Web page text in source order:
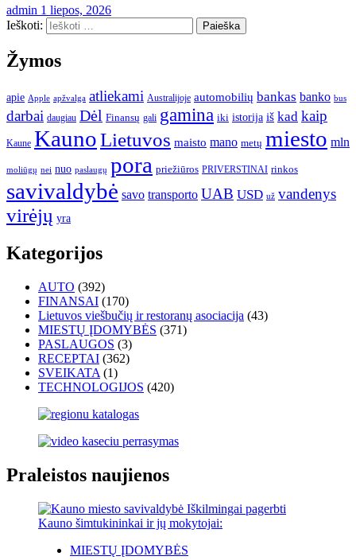
admin 1 liepos, 2026
Ieškoti:
Žymos
apie Apple apžvalga atliekami Australijoje automobilių bankas banko bus
darbai daugiau Dėl Finansų gali gamina iki istorija iš kad kaip
Kaune KaunoLietuvos maisto mano metų miesto mln
moliūgų nei nuo paslaugų pora priežiūros PRIVERSTINAI rinkos
savivaldybė savo transporto UAB USD už vandenys
virėjų yra
Kategorijos
AUTO (392)
FINANSAI (170)
Lietuvos viešbučių ir restoranų asociacija (43)
MIESTŲ ĮDOMYBĖS (371)
PASLAUGOS (3)
RECEPTAI (362)
SVEIKATA (1)
TECHNOLOGIJOS (420)
Praleistos naujienos
MIESTŲ ĮDOMYBĖS